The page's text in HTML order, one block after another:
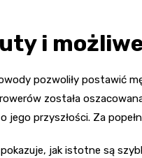
i
pozwoliły postawić
rowerów została
jego przyszłości. Za
jak istotne są